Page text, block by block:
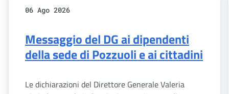
06 Ago 2026
Messaggio del DG ai dipendenti
della sede di Pozzuoli e ai cittadini
Le dichiarazioni del Direttore Generale Valeria